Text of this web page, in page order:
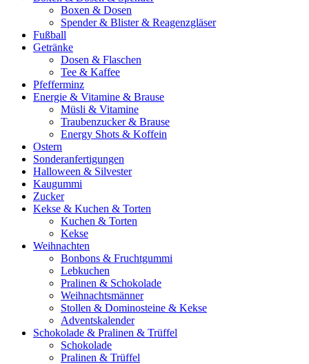
Boxen & Dosen
Spender & Blister & Reagenzgläser
Fußball
Getränke
Dosen & Flaschen
Tee & Kaffee
Pfefferminz
Energie & Vitamine & Brause
Müsli & Vitamine
Traubenzucker & Brause
Energy Shots & Koffein
Ostern
Sonderanfertigungen
Halloween & Silvester
Kaugummi
Zucker
Kekse & Kuchen & Torten
Kuchen & Torten
Kekse
Weihnachten
Bonbons & Fruchtgummi
Lebkuchen
Pralinen & Schokolade
Weihnachtsmänner
Stollen & Dominosteine & Kekse
Adventskalender
Schokolade & Pralinen & Trüffel
Schokolade
Pralinen & Trüffel